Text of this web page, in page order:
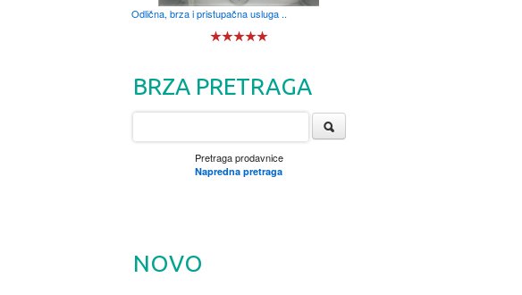
Odlična, brza i pristupačna usluga ..
BRZA PRETRAGA
Pretraga prodavnice
Napredna pretraga
NOVO